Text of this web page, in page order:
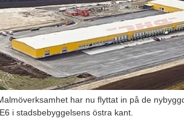
har nu flyttat in på de
i stadsbebyggelsens östra kant.